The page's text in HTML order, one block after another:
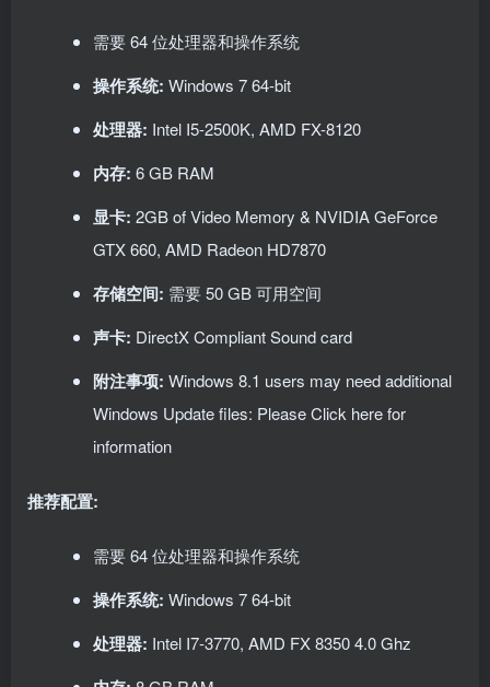
需要 64 位处理器和操作系统
操作系统: Windows 7 64-bit
处理器: Intel I5-2500K, AMD FX-8120
内存: 6 GB RAM
显卡: 2GB of Video Memory & NVIDIA GeForce
GTX 660, AMD Radeon HD7870
存储空间: 需要 50 GB 可用空间
声卡: DirectX Compliant Sound card
附注事项: Windows 8.1 users may need additional
Windows Update files: Please Click here for
information
推荐配置:
需要 64 位处理器和操作系统
操作系统: Windows 7 64-bit
处理器: Intel I7-3770, AMD FX 8350 4.0 Ghz